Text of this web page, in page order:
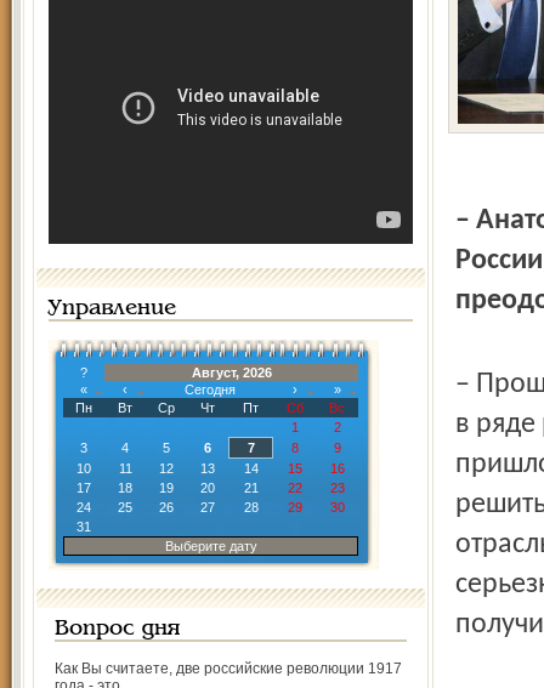
Управление
?
Август, 2026
«
‹ Сегодня ›
»
Пн
Вт Ср Чт Пт Сб
Вс
1
2
3
4 5 6 7 8
9
10
11 12 13 14 15
16
17
18 19 20 21 22
23
24
25 26 27 28 29
30
31
Выберите дату
Вопрос дня
Как Вы считаете, две российские революции 1917
–
–
в ряде